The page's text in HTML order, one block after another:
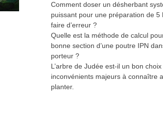
Comment doser un désherbant
puissant pour une préparation de 5
faire d’erreur ?
Quelle est la méthode de calcul
bonne section d’une poutre IPN
porteur ?
L’arbre de Judée est-il un bon
inconvénients majeurs à connaître
planter.